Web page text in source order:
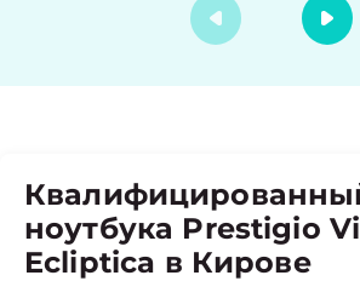
ноутбука Prestigio
Ecliptica в Кирове